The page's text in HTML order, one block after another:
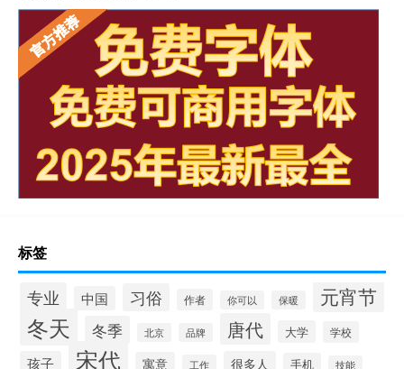
标签
专业 中国 习俗 作者 你可以 保暖 元宵节
冬天 冬季 北京 品牌 唐代 大学 学校
孩子 宋代 寓意 工作 很多人 手机 技能